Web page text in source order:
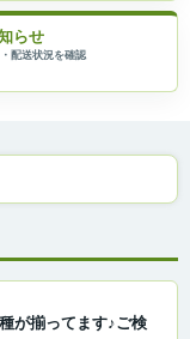
らせ
が揃ってます♪ご検